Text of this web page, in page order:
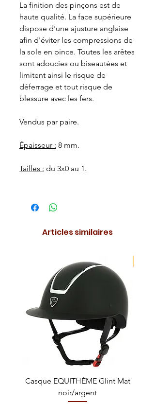
La finition des pinçons est de
haute qualité. La face supérieure
dispose d'une ajusture anglaise
afin d'éviter les compressions de
la sole en pince. Toutes les arêtes
sont adoucies ou biseautées et
limitent ainsi le risque de
déferrage et tout risque de
blessure avec les fers.
Vendus par paire.
Épaisseur : 8 mm.
Tailles : du 3x0 au 1.
Articles similaires
Casque EQUITHÈME Glint Mat
noir/argent